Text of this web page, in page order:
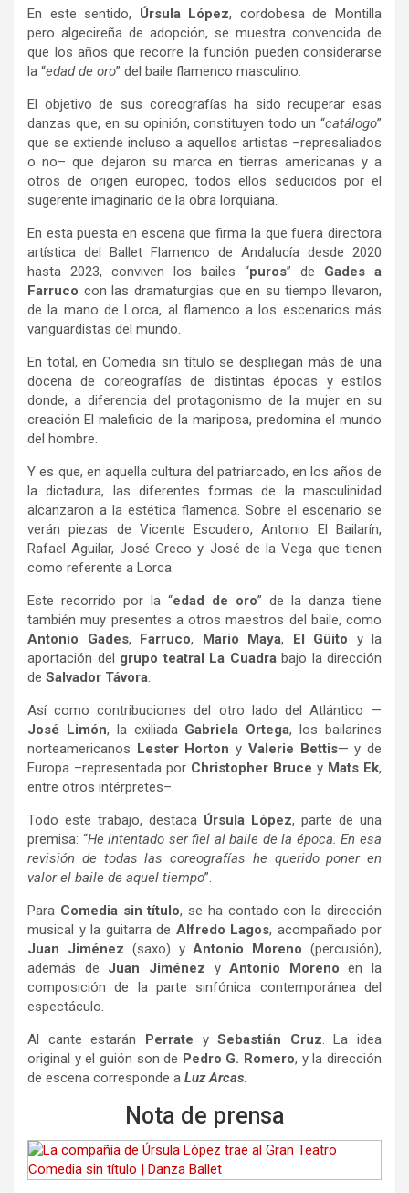
En este sentido, Úrsula López, cordobesa de Montilla
pero algecireña de adopción, se muestra convencida de
que los años que recorre la función pueden considerarse
la “edad de oro” del baile flamenco masculino.
El objetivo de sus coreografías ha sido recuperar esas
danzas que, en su opinión, constituyen todo un “catálogo”
que se extiende incluso a aquellos artistas –represaliados
o no– que dejaron su marca en tierras americanas y a
otros de origen europeo, todos ellos seducidos por el
sugerente imaginario de la obra lorquiana.
En esta puesta en escena que firma la que fuera directora
artística del Ballet Flamenco de Andalucía desde 2020
hasta 2023, conviven los bailes “puros” de Gades a
Farruco con las dramaturgias que en su tiempo llevaron,
de la mano de Lorca, al flamenco a los escenarios más
vanguardistas del mundo.
En total, en Comedia sin título se despliegan más de una
docena de coreografías de distintas épocas y estilos
donde, a diferencia del protagonismo de la mujer en su
creación El maleficio de la mariposa, predomina el mundo
del hombre.
Y es que, en aquella cultura del patriarcado, en los años de
la dictadura, las diferentes formas de la masculinidad
alcanzaron a la estética flamenca. Sobre el escenario se
verán piezas de Vicente Escudero, Antonio El Bailarín,
Rafael Aguilar, José Greco y José de la Vega que tienen
como referente a Lorca.
Este recorrido por la “edad de oro” de la danza tiene
también muy presentes a otros maestros del baile, como
Antonio Gades, Farruco, Mario Maya, El Güito y la
aportación del grupo teatral La Cuadrabajo la dirección
de Salvador Távora.
Así como contribuciones del otro lado del Atlántico —
José Limón, la exiliada Gabriela Ortega, los bailarines
norteamericanos Lester Horton y Valerie Bettis— y de
Europa –representada por Christopher Bruce y Mats Ek,
entre otros intérpretes–.
Todo este trabajo, destaca Úrsula López, parte de una
premisa: “He intentado ser fiel al baile de la época. En esa
revisión de todas las coreografías he querido poner en
valor el baile de aquel tiempo”.
Para Comedia sin título, se ha contado con la dirección
musical y la guitarra de Alfredo Lagos, acompañado por
Juan Jiménez (saxo) yAntonio Moreno (percusión),
además de Juan Jiménez yAntonio Moreno en la
composición de la parte sinfónica contemporánea del
espectáculo.
Al cante estarán Perrate ySebastián Cruz. La idea
original y el guión son de Pedro G. Romero, y la dirección
de escena corresponde a Luz Arcas.
Nota de prensa